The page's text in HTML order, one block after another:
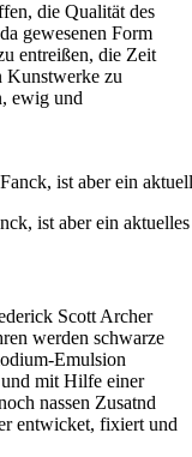
die Qualität des
gewesenen Form
entreißen, die Zeit
Kunstwerke zu
ewig und
ist aber ein
Scott Archer
werden schwarze
Emulsion
mit Hilfe einer
nassen Zusatnd
entwicket, fixiert und